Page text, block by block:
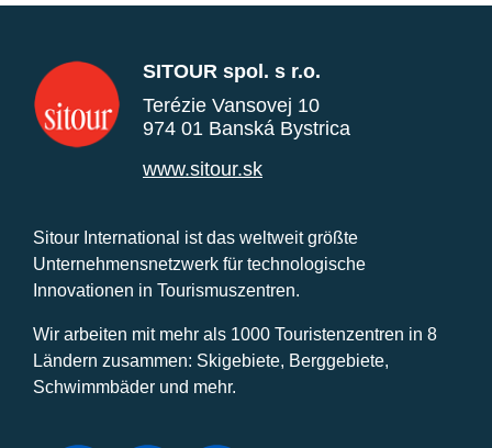
SITOUR spol. s r.o.
Terézie Vansovej 10
974 01 Banská Bystrica
www.sitour.sk
Sitour International ist das weltweit größte
Unternehmensnetzwerk für technologische
Innovationen in Tourismuszentren.
Wir arbeiten mit mehr als 1000 Touristenzentren in 8
Ländern zusammen: Skigebiete, Berggebiete,
Schwimmbäder und mehr.